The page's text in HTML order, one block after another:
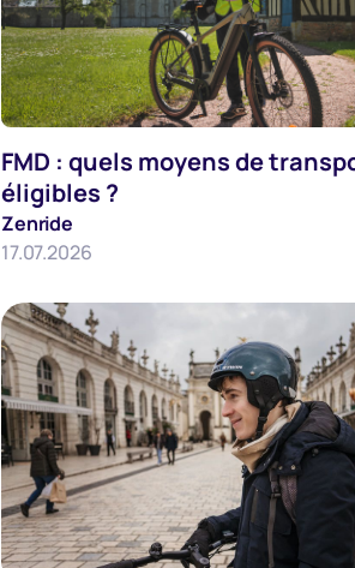
Employeurs
FMD : quels moyens de
éligibles ?
Zenride
17.07.2026